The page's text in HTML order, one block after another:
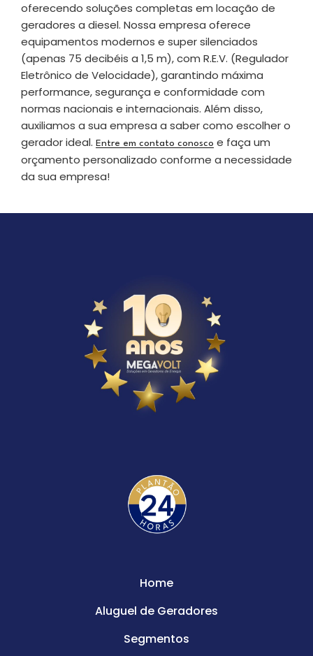
oferecendo soluções completas em locação de
geradores a diesel. Nossa empresa oferece
equipamentos modernos e super silenciados
(apenas 75 decibéis a 1,5 m), com R.E.V. (Regulador
Eletrônico de Velocidade), garantindo máxima
performance, segurança e conformidade com
normas nacionais e internacionais. Além disso,
auxiliamos a sua empresa a saber como escolher o
gerador ideal. Entre em contato conosco e faça um
orçamento personalizado conforme a necessidade
da sua empresa!
Home
Aluguel de Geradores
Segmentos